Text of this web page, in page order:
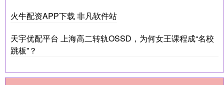
火牛配资APP下载 非凡软件站
天宇优配平台 上海高二转轨OSSD，为何女王课程成“名校
跳板”？